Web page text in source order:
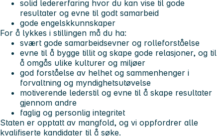
solid ledererfaring hvor du kan vise til gode
resultater og evne til godt samarbeid
gode engelskkunnskaper
For å lykkes i stillingen må du ha:
svært gode samarbeidsevner og rolleforståelse
evne til å bygge tillit og skape gode relasjoner, og til
å omgås ulike kulturer og miljøer
god forståelse av helhet og sammenhenger i
forvaltning og myndighetsutøvelse
motiverende lederstil og evne til å skape resultater
gjennom andre
faglig og personlig integritet
Staten er opptatt av mangfold, og vi oppfordrer alle
kvalifiserte kandidater til å søke.